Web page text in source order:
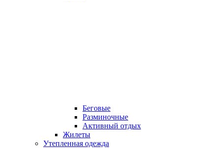
Беговые
Разминочные
Активный отдых
Жилеты
Утепленная одежда